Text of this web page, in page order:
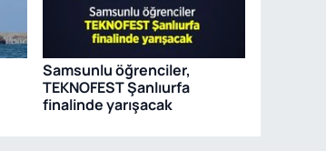
Samsunlu öğrenciler,
TEKNOFEST Şanlıurfa
finalinde yarışacak